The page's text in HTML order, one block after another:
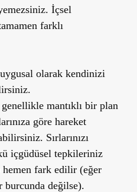
İçsel
farklı
olarak kendinizi
genellikle mantıklı bir plan
göre hareket
Sırlarınızı
içgüdüsel tepkileriniz
hemen fark edilir (eğer
burcunda değilse).